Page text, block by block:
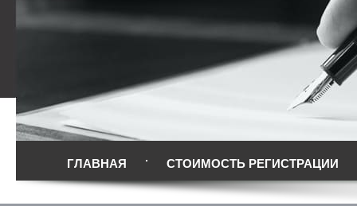
ГЛАВНАЯ СТОИМОСТЬ РЕГИСТРАЦИИ